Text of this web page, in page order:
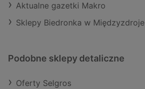
Aktualne gazetki Makro
Sklepy Biedronka w Międzyzdroje
Podobne sklepy detaliczne
Oferty Selgros